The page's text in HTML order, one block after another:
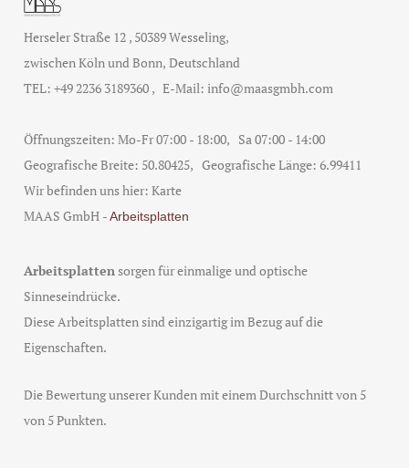
Herseler Straße 12 , 50389Wesseling,
zwischenKöln und Bonn, Deutschland
TEL:+49 2236 3189360 , E-Mail:info@maasgmbh.com
Öffnungszeiten:Mo-Fr 07:00 - 18:00, Sa 07:00 - 14:00
Geografische Breite: 50.80425, Geografische Länge:6.99411
Wir befinden uns hier:Karte
MAAS GmbH -Arbeitsplatten
Arbeitsplattensorgen für einmalige und optische
Sinneseindrücke.
Diese Arbeitsplatten sind einzigartig im Bezug auf die
Eigenschaften.
Die Bewertung unserer Kunden mit einem Durchschnitt von 5
von 5 Punkten.